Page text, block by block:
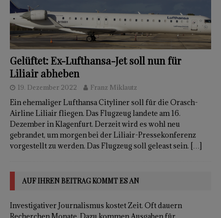
Gelüftet: Ex-Lufthansa-Jet soll nun für
Liliair abheben
19. Dezember 2022 Franz Miklautz
Ein ehemaliger Lufthansa Cityliner soll für die Orasch-
Airline Liliair fliegen. Das Flugzeug landete am 16.
Dezember in Klagenfurt. Derzeit wird es wohl neu
gebrandet, um morgen bei der Liliair-Pressekonferenz
vorgestellt zu werden. Das Flugzeug soll geleast sein. […]
AUF IHREN BEITRAG KOMMT ES AN
Investigativer Journalismus kostet Zeit. Oft dauern